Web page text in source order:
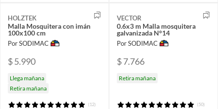
HOLZTEK
Malla Mosquitera con imán
100x100 cm
Por SODIMAC
$ 5.990
Llega mañana
Retira mañana
(12)
VECTOR
0.6x3 m Malla mosquitera
galvanizada N°14
Por SODIMAC
$ 7.766
Retira mañana
(50)